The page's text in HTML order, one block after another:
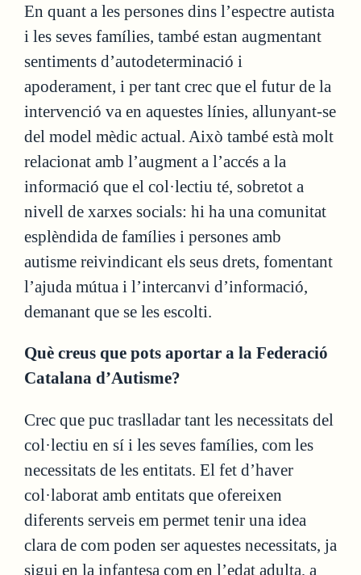
En quant a les persones dins l’espectre autista
i les seves famílies, també estan augmentant
sentiments d’autodeterminació i
apoderament, i per tant crec que el futur de la
intervenció va en aquestes línies, allunyant-se
del model mèdic actual. Això també està molt
relacionat amb l’augment a l’accés a la
informació que el col·lectiu té, sobretot a
nivell de xarxes socials: hi ha una comunitat
esplèndida de famílies i persones amb
autisme reivindicant els seus drets, fomentant
l’ajuda mútua i l’intercanvi d’informació,
demanant que se les escolti.
Què creus que pots aportar a la Federació
Catalana d’Autisme?
Crec que puc traslladar tant les necessitats del
col·lectiu en sí i les seves famílies, com les
necessitats de les entitats. El fet d’haver
col·laborat amb entitats que ofereixen
diferents serveis em permet tenir una idea
clara de com poden ser aquestes necessitats, ja
sigui en la infantesa com en l’edat adulta, a